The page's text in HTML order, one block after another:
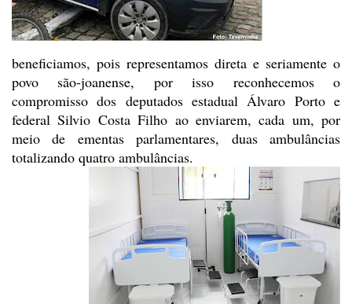
beneficiamos, pois representamos direta e seriamente o
povo são-joanense, por isso reconhecemos o
compromisso dos deputados estadual Álvaro Porto e
federal Silvio Costa Filho ao enviarem, cada um, por
meio de ementas parlamentares, duas ambulâncias
totalizando quatro ambulâncias.